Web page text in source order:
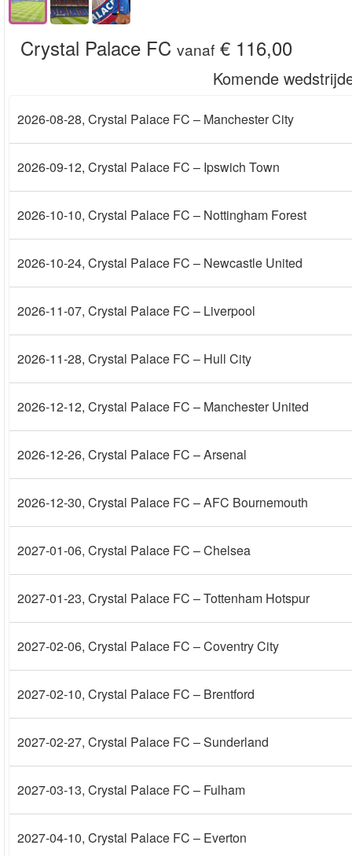
Crystal Palace FC vanaf € 116,00
Komende
2026-08-28, Crystal Palace FC – Manchester City
2026-09-12, Crystal Palace FC – Ipswich Town
2026-10-10, Crystal Palace FC – Nottingham Forest
2026-10-24, Crystal Palace FC – Newcastle United
2026-11-07, Crystal Palace FC – Liverpool
2026-11-28, Crystal Palace FC – Hull City
2026-12-12, Crystal Palace FC – Manchester United
2026-12-26, Crystal Palace FC – Arsenal
2026-12-30, Crystal Palace FC – AFC Bournemouth
2027-01-06, Crystal Palace FC – Chelsea
2027-01-23, Crystal Palace FC – Tottenham Hotspur
2027-02-06, Crystal Palace FC – Coventry City
2027-02-10, Crystal Palace FC – Brentford
2027-02-27, Crystal Palace FC – Sunderland
2027-03-13, Crystal Palace FC – Fulham
2027-04-10, Crystal Palace FC – Everton